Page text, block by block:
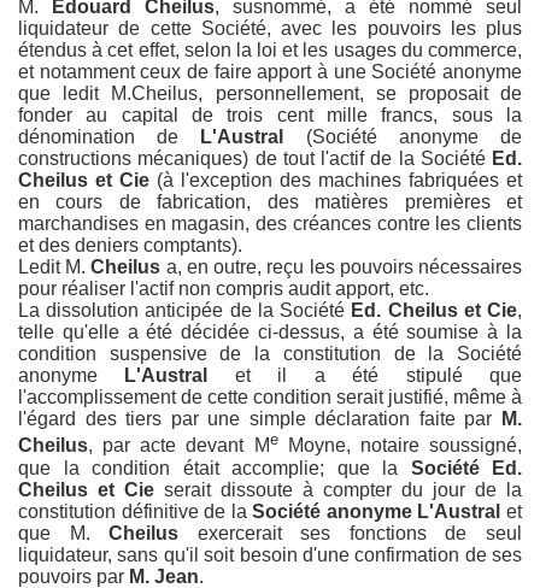
M.
Edouard Cheilus, susnommé, a été nommé seul
liquidateur de cette Société, avec les pouvoirs les plus
étendus à cet effet, selon la loi et les usages du commerce,
et notamment ceux de faire apport à une Société anonyme
que ledit M.Cheilus, personnellement, se proposait de
fonder au capital de trois cent mille francs, sous la
dénomination de
L'Austral
(Société anonyme de
constructions mécaniques) de tout l'actif de la Société Ed.
Cheilus et Cie (à l'exception des machines fabriquées et
en cours de fabrication, des matières premières et
marchandises en magasin, des créances contre les clients
et des deniers comptants).
Ledit M.Cheilus a, en outre, reçu les pouvoirs nécessaires
pour réaliser l'actif non compris audit apport, etc.
La dissolution anticipée de la Société Ed. Cheilus et Cie,
telle qu'elle a été décidée ci-dessus, a été soumise à la
condition suspensive de la constitution de la Société
anonyme
L'Austral
et il a été stipulé que
l'accomplissement de cette condition serait justifié, même à
l'égard des tiers par une simple déclaration faite par
M.
Cheilus, par acte devant MeMoyne, notaire soussigné,
que la condition était accomplie; que la Société Ed.
Cheilus et Cie serait dissoute à compter du jour de la
constitution définitive de laSociété anonyme L'Austral et
que M. Cheilus exercerait ses fonctions de seul
liquidateur, sans qu'il soit besoin d'une confirmation de ses
pouvoirs par M. Jean.
sur l'apparence des motos Austral.